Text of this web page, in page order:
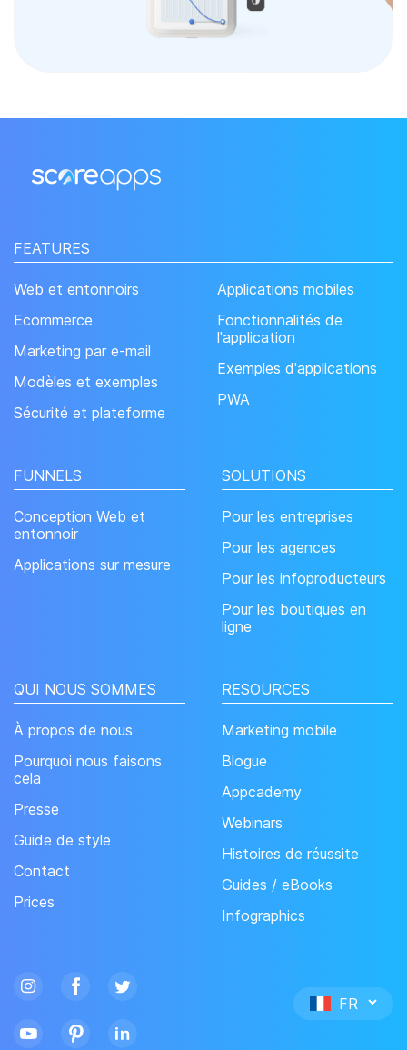
FEATURES
Web et entonnoirs
Ecommerce
Marketing par e-mail
Modèles et exemples
Sécurité et plateforme
Applications mobiles
Fonctionnalités de
l'application
Exemples d'applications
PWA
FUNNELS
Conception Web et
entonnoir
Applications sur mesure
SOLUTIONS
Pour les entreprises
Pour les agences
Pour les infoproducteurs
Pour les boutiques en
ligne
QUI NOUS SOMMES
À propos de nous
Pourquoi nous faisons
cela
Presse
Guide de style
Contact
Prices
RESOURCES
Marketing mobile
Blogue
Appcademy
Webinars
Histoires de réussite
Guides / eBooks
Infographics
FR